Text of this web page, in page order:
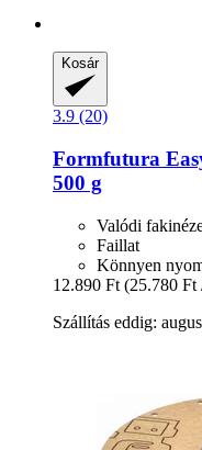
Kosár
3.9 (20)
Formfutura
500 g
Valódi
Faillat
Könnyen
12.890 Ft (25.780 Ft
Szállítás eddig: